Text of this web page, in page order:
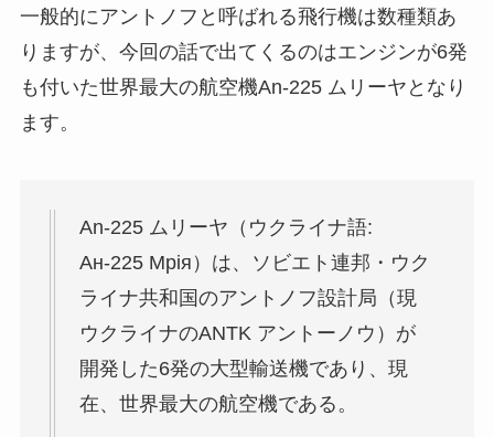
一般的にアントノフと呼ばれる飛行機は数種類あ
りますが、今回の話で出てくるのはエンジンが6発
も付いた世界最大の航空機An-225 ムリーヤとなり
ます。
An-225 ムリーヤ（ウクライナ語:
Ан-225 Мрія）は、ソビエト連邦・ウク
ライナ共和国のアントノフ設計局（現
ウクライナのANTK アントーノウ）が
開発した6発の大型輸送機であり、現
在、世界最大の航空機である。